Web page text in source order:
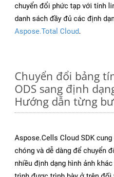
chuyển đổi phức tạp với tính
danh sách đầy đủ các định
Aspose.Total Cloud.
Chuyển đổi bảng
ODS sang định
Hướng dẫn từng
Aspose.Cells Cloud SDK
chóng và dễ dàng để chuyển
nhiều định dạng hình ảnh